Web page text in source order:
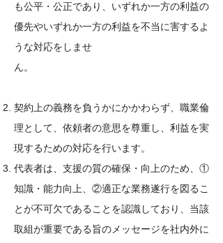
も公平・公正であり、いずれか一方の利益の
優先やいずれか一方の利益を不当に害するよ
うな対応をしませ
ん。
契約上の義務を負うかにかかわらず、職業倫
理として、依頼者の意思を尊重し、利益を実
現するための対応を行います。
代表者は、支援の質の確保・向上のため、①
知識・能力向上、②適正な業務遂行を図るこ
とが不可欠であることを認識しており、当該
取組が重要である旨のメッセージを社内外に